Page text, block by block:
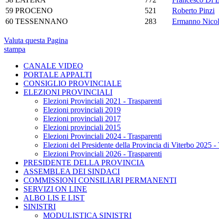
59 PROCENO 521
Roberto Pinzi
60 TESSENNANO 283 Ermanno
Valuta questa Pagina
stampa
CANALE VIDEO
PORTALE APPALTI
CONSIGLIO PROVINCIALE
ELEZIONI PROVINCIALI
Elezioni Provinciali 2021 - Trasparenti
Elezioni provinciali 2019
Elezioni provinciali 2017
Elezioni provinciali 2015
Elezioni Provinciali 2024 - Trasparenti
Elezioni del Presidente della Provincia di Viterbo 2025 -
Elezioni Provinciali 2026 - Trasparenti
PRESIDENTE DELLA PROVINCIA
ASSEMBLEA DEI SINDACI
COMMISSIONI CONSILIARI PERMANENTI
SERVIZI ON LINE
ALBO LIS E LIST
SINISTRI
MODULISTICA SINISTRI